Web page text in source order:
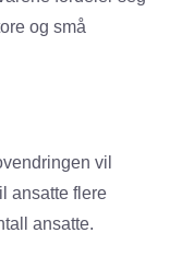
og små
vil
ansatte flere
ansatte.